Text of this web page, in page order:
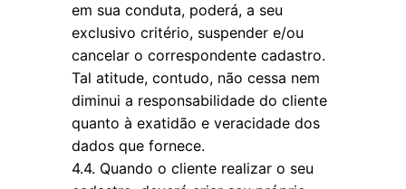
em sua conduta, poderá, a seu
exclusivo critério, suspender e/ou
cancelar o correspondente cadastro.
Tal atitude, contudo, não cessa nem
diminui a responsabilidade do cliente
quanto à exatidão e veracidade dos
dados que fornece.
4.4. Quando o cliente realizar o seu